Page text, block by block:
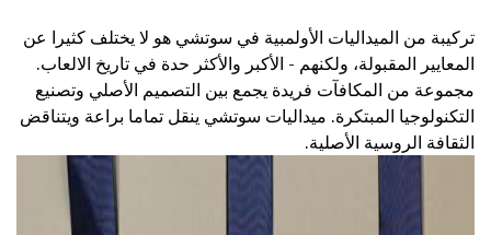
تركيبة من الميداليات الأولمبية في سوتشي هو لا يختلف كثيرا عن
المعايير المقبولة، ولكنهم - الأكبر والأكثر حدة في تاريخ الالعاب.
مجموعة من المكافآت فريدة يجمع بين التصميم الأصلي وتصنيع
التكنولوجيا المبتكرة. ميداليات سوتشي ينقل تماما براعة ويتناقض
الثقافة الروسية الأصلية.